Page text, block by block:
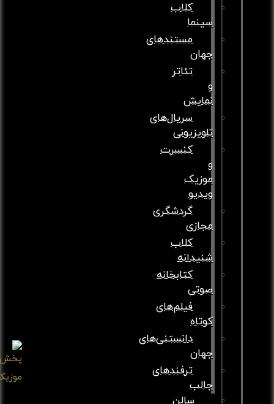
کلاب
سینما
مستندهای
جهان
تئاتر
و
نمایش
سریال‌های
تلویزیونی
کنسرت
و
موزیک
ویدیو
گردشگری
مجازی
کلاب
شنیدانه
کتابخانه
صوتی
فیلم‌های
کوتاه
دانستنی‌های
جهان
ترفندهای
جالب
سالن